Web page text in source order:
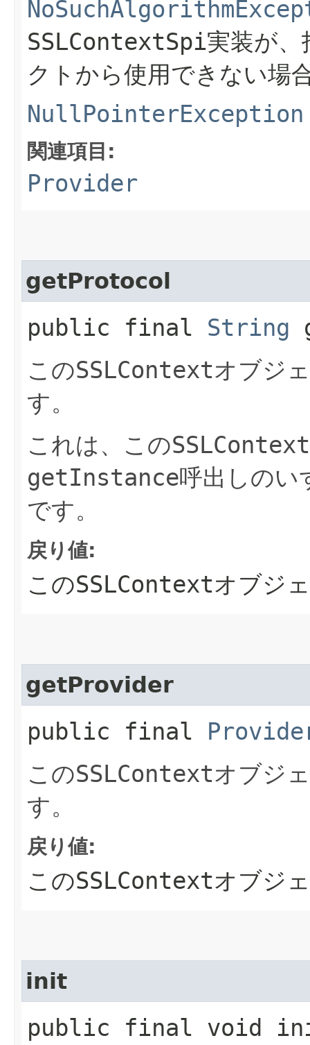
SSLContextSpi実装が、
クトから使用できない場
NullPointerException
関連項目:
Provider
getProtocol
public final String
このSSLContextオブジ
す。
これは、このSSLContext
getInstance呼出しのい
です。
戻り値:
このSSLContextオブジ
getProvider
public final
このSSLContextオブジ
す。
戻り値:
このSSLContextオブジ
init
public final void